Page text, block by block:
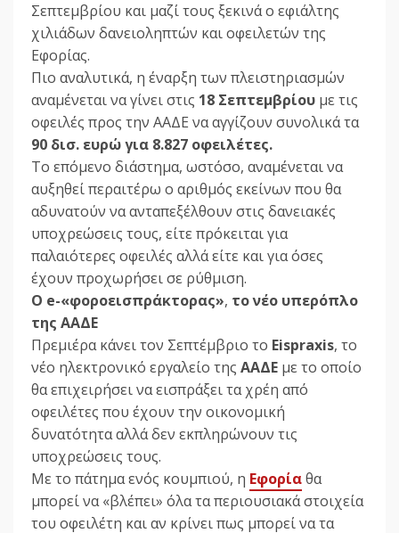
Σεπτεμβρίου και μαζί τους ξεκινά ο εφιάλτης
χιλιάδων δανειοληπτών και οφειλετών της
Εφορίας.
Πιο αναλυτικά, η έναρξη των πλειστηριασμών
αναμένεται να γίνει στις 18 Σεπτεμβρίου με τις
οφειλές προς την ΑΑΔΕ να αγγίζουν συνολικά τα
90 δισ. ευρώ για 8.827 οφειλέτες.
Το επόμενο διάστημα, ωστόσο, αναμένεται να
αυξηθεί περαιτέρω ο αριθμός εκείνων που θα
αδυνατούν να ανταπεξέλθουν στις δανειακές
υποχρεώσεις τους, είτε πρόκειται για
παλαιότερες οφειλές αλλά είτε και για όσες
έχουν προχωρήσει σε ρύθμιση.
Ο e-«φοροεισπράκτορας», το νέο υπερόπλο
της ΑΑΔΕ
Πρεμιέρα κάνει τον Σεπτέμβριο το Eispraxis, το
νέο ηλεκτρονικό εργαλείο της ΑΑΔΕ με το οποίο
θα επιχειρήσει να εισπράξει τα χρέη από
οφειλέτες που έχουν την οικονομική
δυνατότητα αλλά δεν εκπληρώνουν τις
υποχρεώσεις τους.
Με το πάτημα ενός κουμπιού, η Εφορίαθα
μπορεί να «βλέπει» όλα τα περιουσιακά στοιχεία
του οφειλέτη και αν κρίνει πως μπορεί να τα